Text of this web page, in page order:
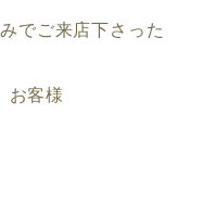
でご来店下さった
お客様